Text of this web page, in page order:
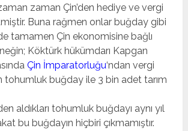
zaman Çin’den hediye ve vergi
Buna rağmen onlar buğday gibi
tamamen Çin ekonomisine bağlı
Köktürk hükümdarı Kapgan
Çin İmparatorluğu‘ndan vergi
tohumluk buğday ile 3 bin adet tarım
aldıkları tohumluk buğdayı aynı yıl
bu buğdayın hiçbiri çıkmamıştır.